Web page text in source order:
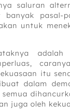
saluran
pasal-
untuk
adalah
itu
dalam
juga oleh